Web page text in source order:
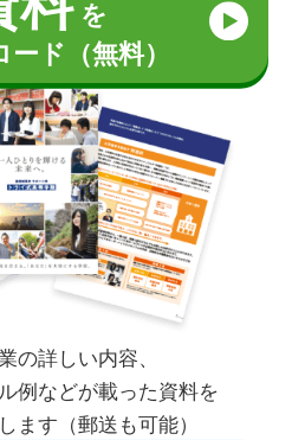
を
ド（無料）
の詳しい内容、
例などが載った資料を
ます（郵送も可能）